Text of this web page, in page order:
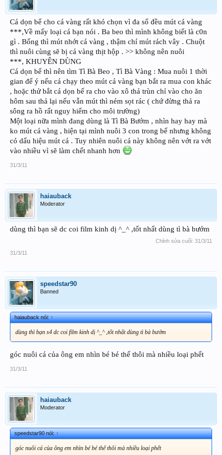
Cá dọn bể cho cá vàng rất khó chọn vì đa số đều mút cá vàng
***,Về mấy loại cá bạn nói . Ba beo thì mình không biết là c0n
gì . Bống thì mút nhớt cá vàng , thậm chí mút rách vây . Chuột
thì nuôi cùng sẽ bị cá vàng thịt hộp . >> không nên nuôi
***, KHUYÊN DÙNG
Cá dọn bể thì nên tìm Tì Bà Beo , Tì Bà Vàng : Mua nuôi 1 thời
gian để ý nếu cá chạy theo mút cá vàng bạn bắt ra mua con khác
, hoặc thử bắt cá dọn bể ra cho vào xô thả trùn chỉ vào cho ăn
hôm sau thả lại nếu vẫn mút thì ném sọt rác ( chứ đừng thả ra
sông ra hồ rất nguy hiểm cho môi trường)
Một loại nữa mình đang dùng là Tì Bà Bướm , nhìn hay hay mà
ko mút cá vàng , hiện tại mình nuôi 3 con trong bể nhưng không
có dấu hiệu mút cá . Tuy nhiên nuôi cá này không nên vớt ra vớt
vào nhiều vì sẽ làm chết nhanh hơn
31/3/11
haiauback
Moderator
dùng thì bạn sẽ dc coi film kinh dị ^_^ ,tốt nhất dùng tì bà bướm
Chỉnh sửa cuối: 31/3/11
31/3/11
speedstar90
Banned
haiauback nói:↑
dùng thì bạn s4 dc coi film kinh dị ^_^ ,tốt nhất dùng tì bà bướm
góc nuôi cá của ông em nhìn bé bé thế thôi mà nhiều loại phết
31/3/11
haiauback
Moderator
speedstar90 nói:↑
góc nuôi cá của ông em nhìn bé bé thế thôi mà nhiều loại phết